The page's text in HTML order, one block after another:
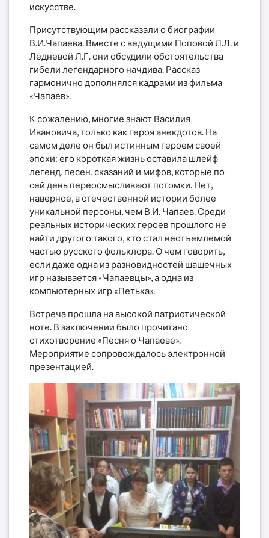
искусстве.
Присутствующим рассказали о биографии
В.И.Чапаева. Вместе с ведущими Поповой Л.Л. и
Ледневой Л.Г. они обсудили обстоятельства
гибели легендарного начдива. Рассказ
гармонично дополнялся кадрами из фильма
«Чапаев».
К сожалению, многие знают Василия
Ивановича, только как героя анекдотов. На
самом деле он был истинным героем своей
эпохи: его короткая жизнь оставила шлейф
легенд, песен, сказаний и мифов, которые по
сей день переосмысливают потомки. Нет,
наверное, в отечественной истории более
уникальной персоны, чем В.И. Чапаев. Среди
реальных исторических героев прошлого не
найти другого такого, кто стал неотъемлемой
частью русского фольклора. О чем говорить,
если даже одна из разновидностей шашечных
игр называется «Чапаевцы», а одна из
компьютерных игр «Петька».
Встреча прошла на высокой патриотической
ноте. В заключении было прочитано
стихотворение «Песня о Чапаеве».
Мероприятие сопровождалось электронной
презентацией.